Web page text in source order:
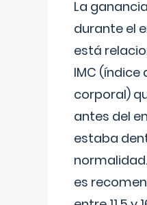
La
durante el
está
IMC (índice
corporal)
antes del
estaba
es